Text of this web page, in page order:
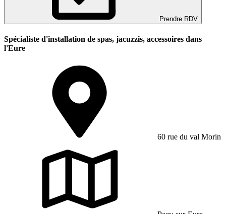
Prendre RDV
Spécialiste d'installation de spas, jacuzzis, accessoires dans
l'Eure
60 rue du val Morin